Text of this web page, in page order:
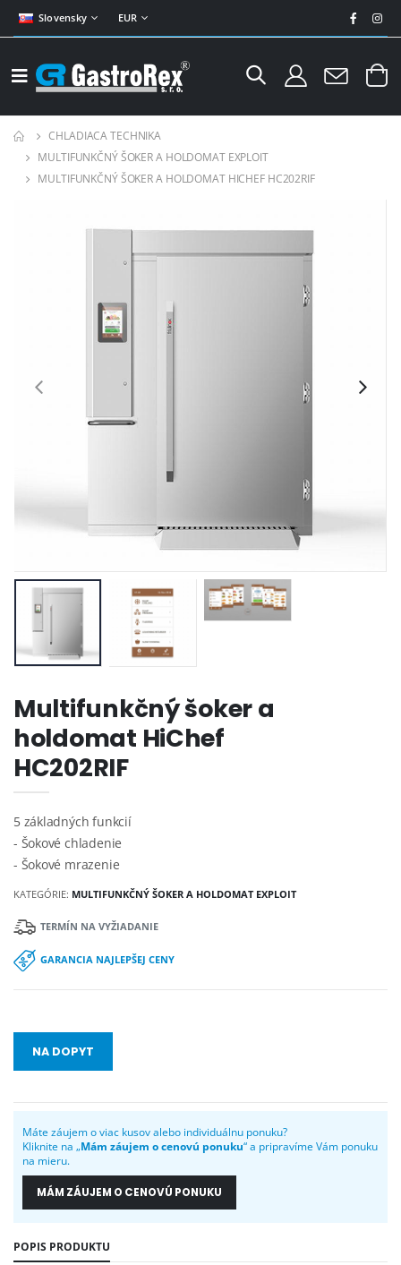
Slovensky EUR
CHLADIACA TECHNIKA
MULTIFUNKČNÝ ŠOKER A HOLDOMAT EXPLOIT
MULTIFUNKČNÝ ŠOKER A HOLDOMAT HICHEF HC202RIF
Multifunkčný šoker a
holdomat HiChef
HC202RIF
5 základných funkcií
- Šokové chladenie
- Šokové mrazenie
KATEGÓRIE: MULTIFUNKČNÝ ŠOKER A HOLDOMAT EXPLOIT
TERMÍN NA VYŽIADANIE
GARANCIA NAJLEPŠEJ CENY
NA DOPYT
Máte záujem o viac kusov alebo individuálnu ponuku?
Kliknite na „Mám záujem o cenovú ponuku“ a pripravíme Vám ponuku
na mieru.
MÁM ZÁUJEM O CENOVÚ PONUKU
POPIS PRODUKTU